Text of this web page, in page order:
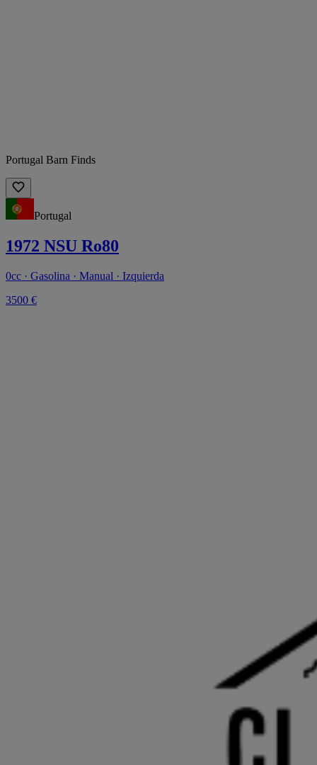
Portugal Barn Finds
Portugal
1972 NSU Ro80
0cc · Gasolina · Manual · Izquierda
3500 €